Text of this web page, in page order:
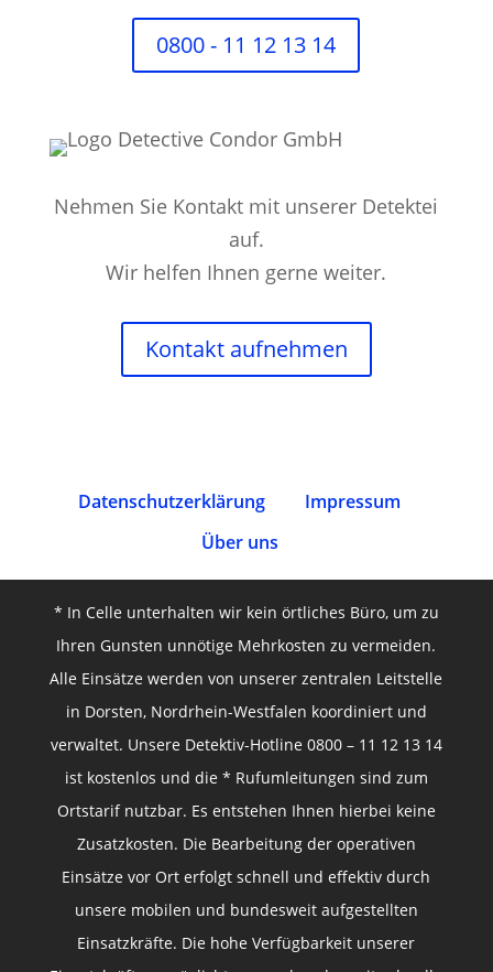
0800 - 11 12 13 14
Nehmen Sie Kontakt mit unserer Detektei
auf.
Wir helfen Ihnen gerne weiter.
Kontakt aufnehmen
Datenschutz­erklärung
Impressum
Über uns
* In Celle unterhalten wir kein örtliches Büro, um zu
Ihren Gunsten unnötige Mehrkosten zu vermeiden.
Alle Einsätze werden von unserer zentralen Leitstelle
in Dorsten, Nordrhein-Westfalen koordiniert und
verwaltet. Unsere Detektiv-Hotline 0800 – 11 12 13 14
ist kostenlos und die * Rufumleitungen sind zum
Ortstarif nutzbar. Es entstehen Ihnen hierbei keine
Zusatzkosten. Die Bearbeitung der operativen
Einsätze vor Ort erfolgt schnell und effektiv durch
unsere mobilen und bundesweit aufgestellten
Einsatzkräfte. Die hohe Verfügbarkeit unserer